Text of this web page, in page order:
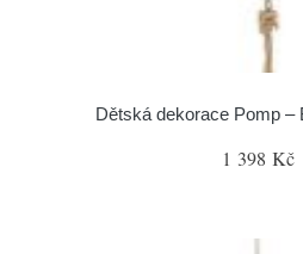
Dětská dekorace Pomp –
1 398 Kč